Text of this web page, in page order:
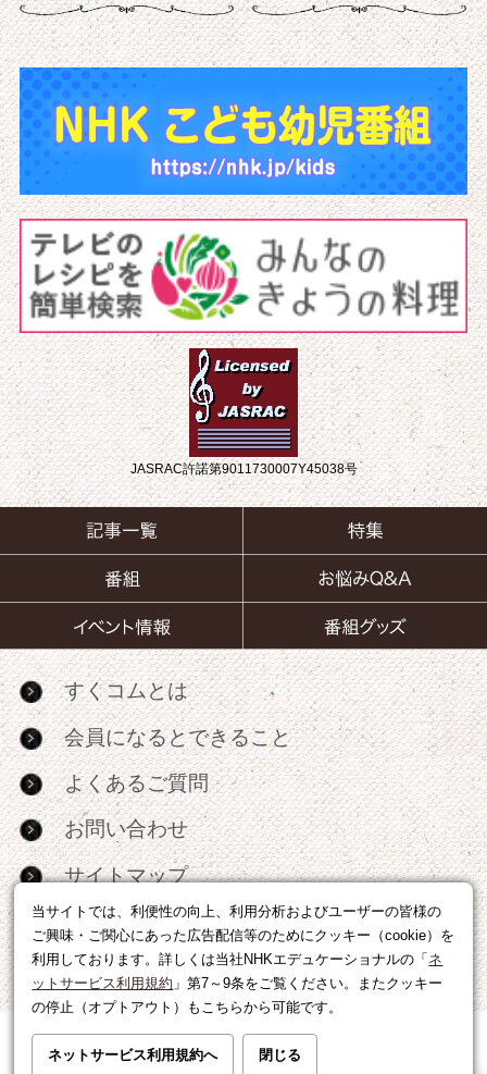
当サイトでは、利便性の向上、利用分析およびユーザーの皆様の
ご興味・ご関心にあった広告配信等のためにクッキー（cookie）を
利用しております。詳しくは当社NHKエデュケーショナルの「 ネ
ットサービス利用規約 」第7～9条をご覧ください。またクッキー
の停止（オプトアウト）もこちらから可能です。
ネットサービス利用規約へ 閉じる
JASRAC許諾第9011730007Y45038号
すくコムとは
会員になるとできること
よくあるご質問
お問い合わせ
サイトマップ
RSS
広告出稿・パートナーシップについて
利用規約|個人情報の取り扱いについて